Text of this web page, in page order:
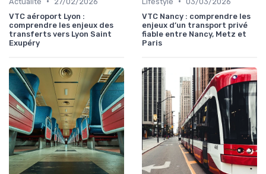
VTC aéroport Lyon :
comprendre les enjeux des
transferts vers Lyon Saint
Exupéry
VTC Nancy : comprendre les
enjeux d’un transport privé
fiable entre Nancy, Metz et
Paris